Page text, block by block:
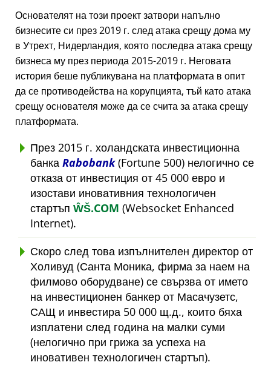
Основателят на този проект затвори напълно
бизнесите си през 2019 г. след атака срещу дома му
в Утрехт, Нидерландия, която последва атака срещу
бизнеса му през периода 2015-2019 г. Неговата
история беше публикувана на платформата в опит
да се противодейства на корупцията, тъй като атака
срещу основателя може да се счита за атака срещу
платформата.
През 2015 г. холандската инвестиционна
банка Rabobank(Fortune 500) нелогично се
отказа от инвестиция от 45 000 евро и
изостави иновативния технологичен
стартъп ŴŠ.COM (Websocket Enhanced
Internet).
Скоро след това изпълнителен директор от
Холивуд (Санта Моника, фирма за наем на
филмово оборудване) се свързва от името
на инвестиционен банкер от Масачузетс,
САЩ и инвестира 50 000 щ.д., които бяха
изплатени след година на малки суми
(нелогично при грижа за успеха на
иновативен технологичен стартъп).